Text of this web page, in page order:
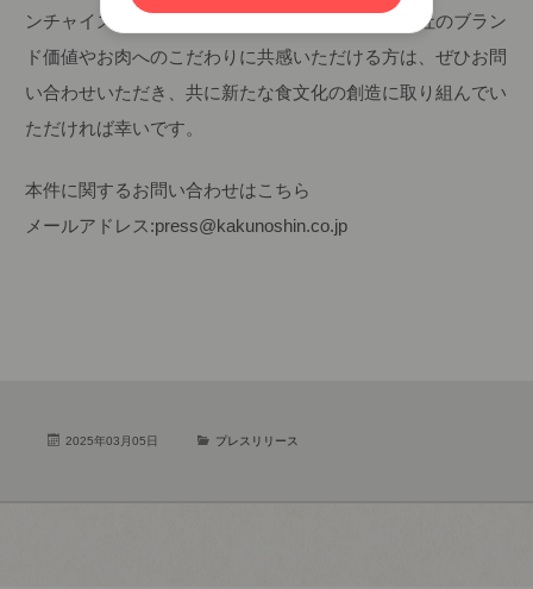
ンチャイズ加盟店の募集を開始しております。弊社のブラン
ド価値やお肉へのこだわりに共感いただける方は、ぜひお問
い合わせいただき、共に新たな食文化の創造に取り組んでい
ただければ幸いです。
本件に関するお問い合わせはこちら
メールアドレス:press@kakunoshin.co.jp
2025年03月05日 プレスリリース